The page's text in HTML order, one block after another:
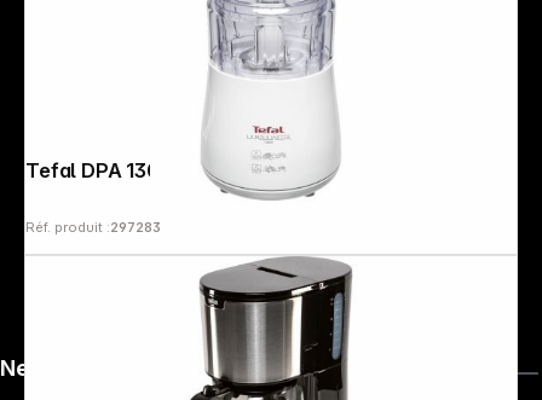
Tefal DPA 130 La Moulinette Hachoir
Réf. produit :297283
News